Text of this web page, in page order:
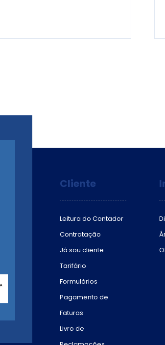
Cliente
Leitura do Contador
Contratação
Já sou cliente
Tarifário
Formulários
Pagamento de
Faturas
Livro de